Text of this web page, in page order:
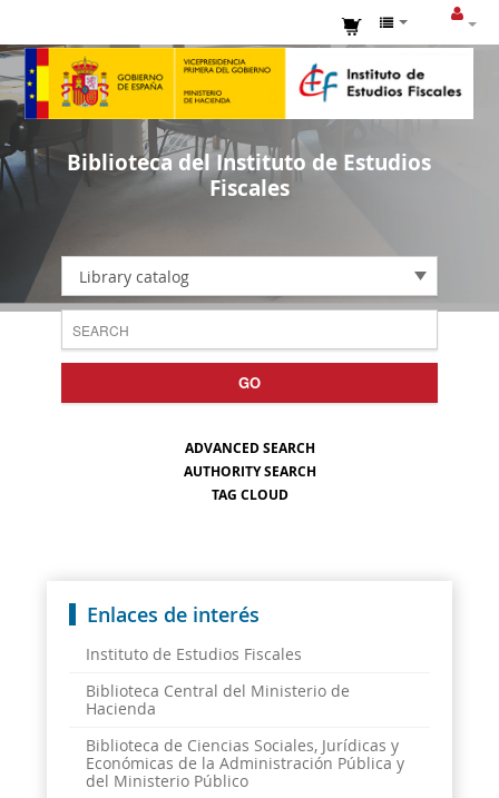
Biblioteca del Instituto de Estudios
Fiscales
Library catalog
GO
ADVANCED SEARCH
AUTHORITY SEARCH
TAG CLOUD
Enlaces de interés
Instituto de Estudios Fiscales
Biblioteca Central del Ministerio de
Hacienda
Biblioteca de Ciencias Sociales, Jurídicas y
Económicas de la Administración Pública y
del Ministerio Público